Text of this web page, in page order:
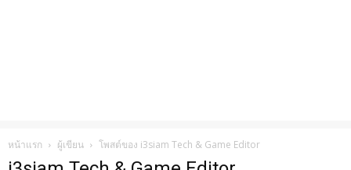
หน้าแรก ผู้เขียน โพสต์ของ i3siam Tech & Game Editor